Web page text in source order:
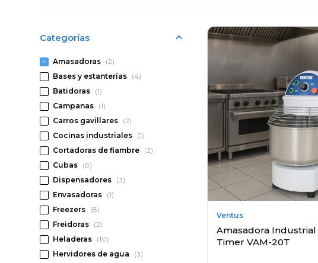
Ventus
Amasadora
Timer VAM-20T
Categorías
Amasadoras (2)
Bases y estanterías (4)
Batidoras (1)
Campanas (1)
Carros gavillares (2)
Cocinas industriales (1)
Cortadoras de fiambre (2)
Cubas (8)
Dispensadores (3)
Envasadoras (1)
Freezers (8)
Freidoras (2)
Heladeras (10)
Hervidores de agua
(3)